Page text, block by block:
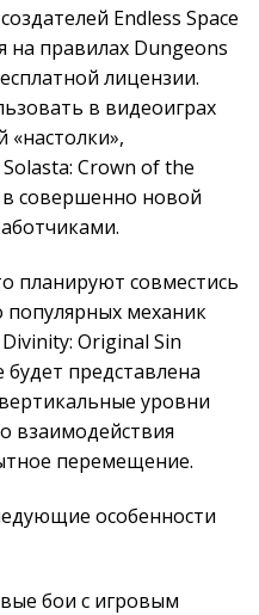
Endless Space
на правилах Dungeons
лицензии.
в видеоиграх
Crown of the
совершенно новой
планируют совместись
популярных механик
Original Sin
будет представлена
уровни
взаимодействия
перемещение.
особенности
бои с игровым